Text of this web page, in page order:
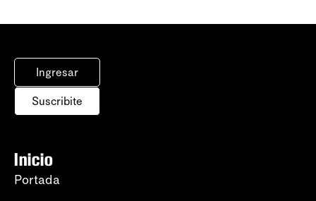
Ingresar
Suscribite
Inicio
Portada